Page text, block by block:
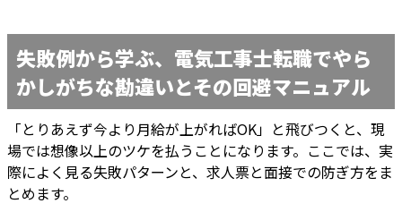
失敗例から学ぶ、電気工事士転職でやら
かしがちな勘違いとその回避マニュアル
「とりあえず今より月給が上がればOK」と飛びつくと、現
場では想像以上のツケを払うことになります。ここでは、実
際によく見る失敗パターンと、求人票と面接での防ぎ方をま
とめます。